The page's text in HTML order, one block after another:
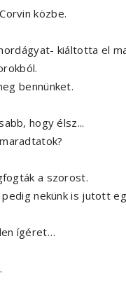
közbe.
kiáltotta el
bennünket.
hogy élsz...
a szorost.
nekünk is jutott
ígéret…